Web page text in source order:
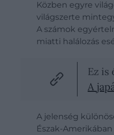
Közben egyre
világszerte
A számok
miatti halálozás
Ez is
A
A jelenség
Észak-